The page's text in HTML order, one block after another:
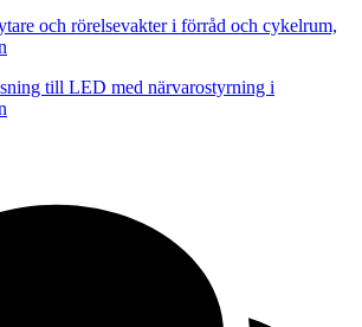
och rörelsevakter i förråd och cykelrum,
till LED med närvarostyrning i